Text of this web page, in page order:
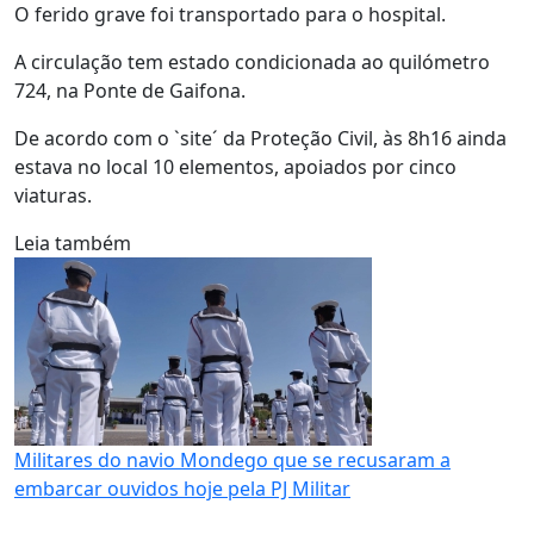
O ferido grave foi transportado para o hospital.
A circulação tem estado condicionada ao quilómetro
724, na Ponte de Gaifona.
De acordo com o `site´ da Proteção Civil, às 8h16 ainda
estava no local 10 elementos, apoiados por cinco
viaturas.
Leia também
Militares do navio Mondego que se recusaram a
embarcar ouvidos hoje pela PJ Militar